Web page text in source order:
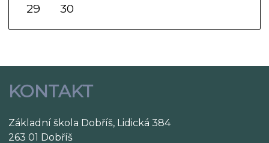
29
30
KONTAKT
Základní škola Dobříš, Lidická 384
263 01 Dobříš